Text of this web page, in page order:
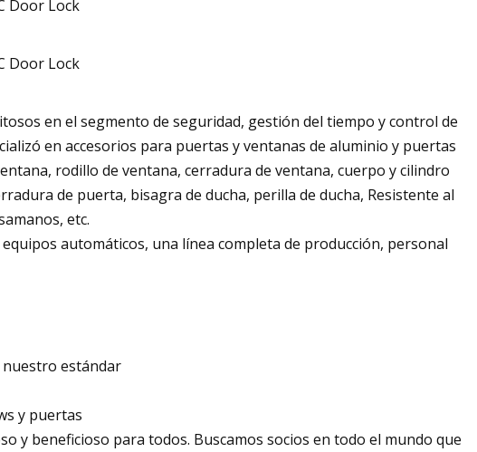
en el segmento de seguridad, gestión del tiempo y control de
en accesorios para puertas y ventanas de aluminio y puertas
rodillo de ventana, cerradura de ventana, cuerpo y cilindro
de puerta, bisagra de ducha, perilla de ducha, Resistente al
etc.
automáticos, una línea completa de producción, personal
nuestro estándar
y puertas
y beneficioso para todos. Buscamos socios en todo el mundo que